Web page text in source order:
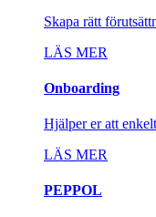
Skapa rätt
LÄS MER
Onboarding
Hjälper er att
LÄS MER
PEPPOL